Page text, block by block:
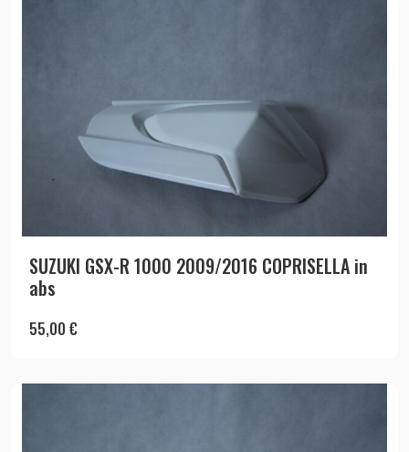
SUZUKI GSX-R 1000 2009/2016 COPRISELLA in
abs
55,00 €